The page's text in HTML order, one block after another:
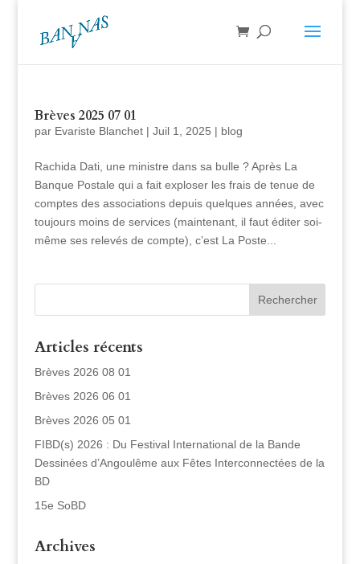
Brèves 2025 07 01
par Evariste Blanchet| Juil 1, 2025 | blog
Rachida Dati, une ministre dans sa bulle ? Après La
Banque Postale qui a fait exploser les frais de tenue de
comptes des associations depuis quelques années, avec
toujours moins de services (maintenant, il faut éditer soi-
même ses relevés de compte), c’est La Poste...
Articles récents
Brèves 2026 08 01
Brèves 2026 06 01
Brèves 2026 05 01
FIBD(s) 2026 : Du Festival International de la Bande
Dessinées d’Angoulême aux Fêtes Interconnectées de la
BD
15e SoBD
Archives